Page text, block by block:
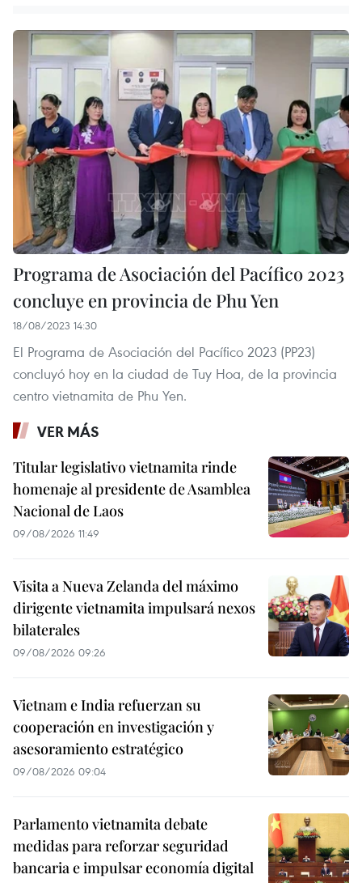
Programa de Asociación del Pacífico 2023
concluye en provincia de Phu Yen
18/08/2023 14:30
El Programa de Asociación del Pacífico 2023 (PP23)
concluyó hoy en la ciudad de Tuy Hoa, de la provincia
centro vietnamita de Phu Yen.
VER MÁS
Titular legislativo vietnamita rinde
homenaje al presidente de Asamblea
Nacional de Laos
09/08/2026 11:49
Visita a Nueva Zelanda del máximo
dirigente vietnamita impulsará nexos
bilaterales
09/08/2026 09:26
Vietnam e India refuerzan su
cooperación en investigación y
asesoramiento estratégico
09/08/2026 09:04
Parlamento vietnamita debate
medidas para reforzar seguridad
bancaria e impulsar economía digital